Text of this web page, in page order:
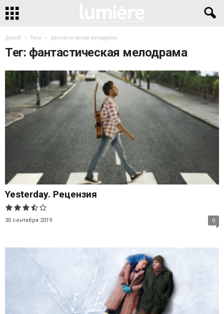
Домой Теги фантастическая мелодрама
Тег: фантастическая мелодрама
Yesterday. Рецензия
30 сентября 2019 0